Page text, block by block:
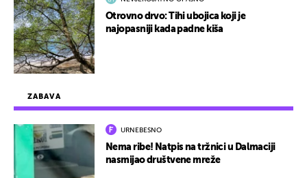
ZABAVA
URNEBESNO
Nema ribe! Natpis na tržnici u Dalmaciji
nasmijao društvene mreže
Otrovno drvo: Tihi ubojica koji je
najopasniji kada padne kiša